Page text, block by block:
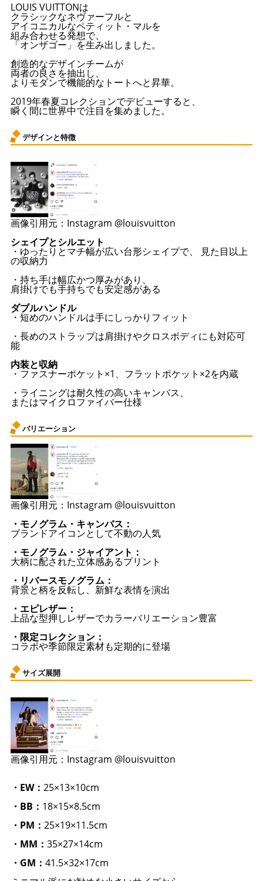
LOUIS VUITTONは
クラシックなネヴァーフルと
アイコニカルなペティット・マルを
組み合わせる発想で、
「オンザゴー」を生み出しました。
創造的なデザインチームが
両者の良さを抽出し、
よりモダンで機能的なトートへと昇華。
2019年春夏コレクションでデビューすると、
瞬く間に世界中で注目を集めました。
デザインと特徴
画像引用元：Instagram @louisvuitton
シェイプとシルエット
・ゆったりとマチ幅が広い台形シェイプで、 見た目以上
の収納力
・持ち手は幅広かつ厚みがあり、
肩掛けでも手持ちでも安定感がある
ダブルハンドル
・短めのハンドルは手にしっかりフィット
・長めのストラップは肩掛けやクロスボディにも対応可
能
内装と収納
・ファスナーポケット×1、フラットポケット×2を内蔵
・ライニングは耐久性の高いキャンバス、
またはマイクロファイバー仕様
バリエーション
画像引用元：Instagram @louisvuitton
・モノグラム・キャンバス：
ブランドアイコンとして不動の人気
・モノグラム・ジャイアント：
大柄に配された立体感あるプリント
・リバースモノグラム：
背景と柄を反転し、新鮮な表情を演出
・エピレザー：
上品な型押しレザーでカラーバリエーション豊富
・限定コレクション：
コラボや季節限定素材も定期的に登場
サイズ展開
画像引用元：Instagram @louisvuitton
・EW： 25×13×10cm
・BB： 18×15×8.5cm
・PM： 25×19×11.5cm
・MM： 35×27×14cm
・GM： 41.5×32×17cm